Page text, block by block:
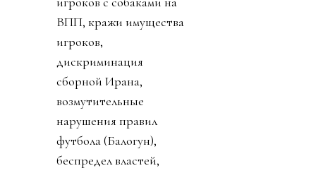
ВПП, кражи имущества
игроков,
дискриминация
сборной Ирана,
возмутительные
нарушения правил
футбола (Балогун),
беспредел властей,